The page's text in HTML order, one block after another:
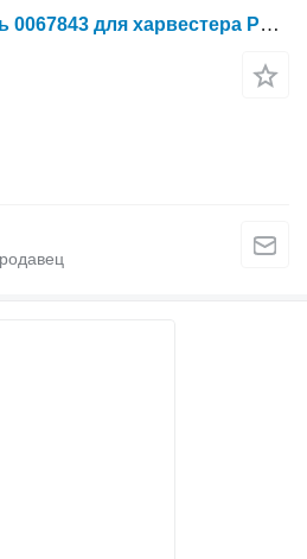
Гидрораспределитель 0067843 для харвестера Ponsse FOX